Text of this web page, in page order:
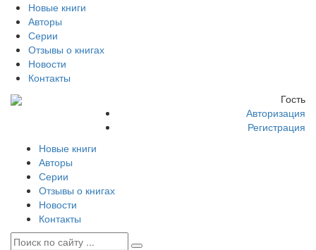
Новые книги
Авторы
Серии
Отзывы о книгах
Новости
Контакты
Гость
Авторизация
Регистрация
Новые книги
Авторы
Серии
Отзывы о книгах
Новости
Контакты